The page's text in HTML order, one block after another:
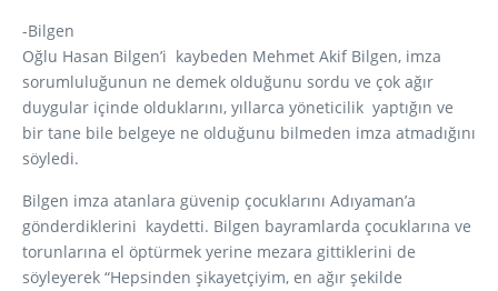
-Bilgen
Oğlu Hasan Bilgen’i kaybeden Mehmet Akif Bilgen, imza
sorumluluğunun ne demek olduğunu sordu ve çok ağır
duygular içinde olduklarını, yıllarca yöneticilik yaptığın ve
bir tane bile belgeye ne olduğunu bilmeden imza atmadığını
söyledi.
Bilgen imza atanlara güvenip çocuklarını Adıyaman’a
gönderdiklerini kaydetti. Bilgen bayramlarda çocuklarına ve
torunlarına el öptürmek yerine mezara gittiklerini de
söyleyerek “Hepsinden şikayetçiyim, en ağır şekilde